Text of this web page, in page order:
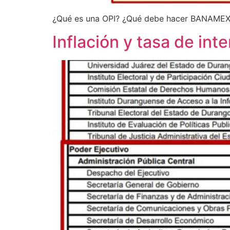
¿Qué es una OPI? ¿Qué debe hacer
Inflación y tasa de